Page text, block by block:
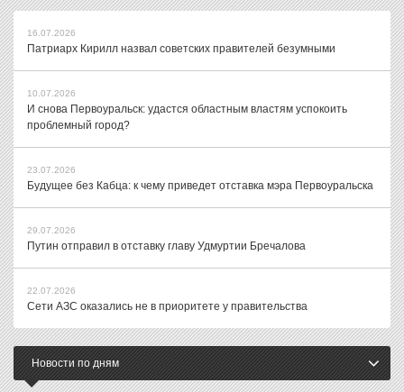
16.07.2026
Патриарх Кирилл назвал советских правителей безумными
10.07.2026
И снова Первоуральск: удастся областным властям успокоить
проблемный город?
23.07.2026
Будущее без Кабца: к чему приведет отставка мэра Первоуральска
29.07.2026
Путин отправил в отставку главу Удмуртии Бречалова
22.07.2026
Сети АЗС оказались не в приоритете у правительства
Новости по дням